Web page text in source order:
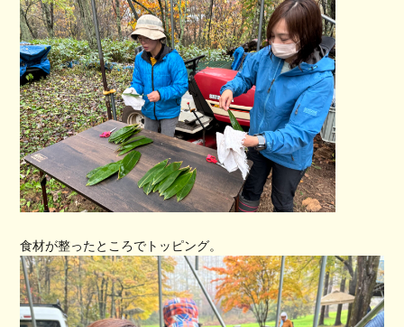
食材が整ったところでトッピング。